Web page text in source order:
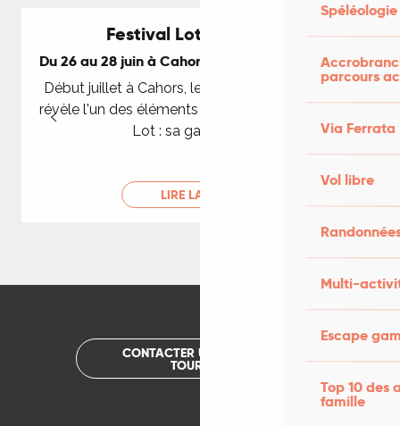
Spéléologie
parcours
Via Ferrata
Vol libre
Multi-
Escape
Top 10 des
famille
Cuzance en Fête !!
Fête votive à Bach
Sauzet en Fête
Fête votive de Saint-Daunès
Fête votive de Tour-de-Faure
Festival Lot of Saveurs
Du 26 au 28 juin à Cahors et dans le Lot tout l'été
Début juillet à Cahors, le festival Lot Of Saveurs
révèle l'un des éléments clefs de la réputation du
Lot : sa gastronomie
LIRE LA SUITE
CONTACTER UN OFFICE DE
TOURISME